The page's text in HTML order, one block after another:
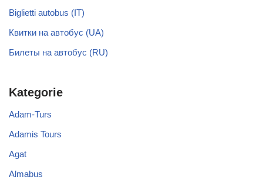
Biglietti autobus (IT)
Квитки на автобус (UA)
Билеты на автобус (RU)
Kategorie
Adam-Turs
Adamis Tours
Agat
Almabus